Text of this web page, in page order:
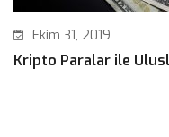
Ekim 31, 2019
Kripto Paralar ile